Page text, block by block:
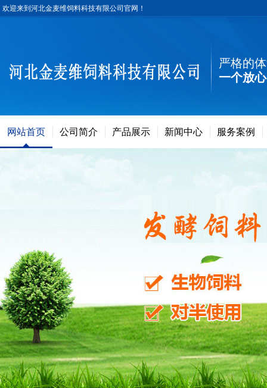
欢迎来到河北金麦维饲料科技有限公司官网！
严格的
一个放
网站首页 公司简介 产品展示 新闻中心 服务案例